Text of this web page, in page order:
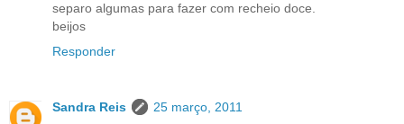
separo algumas para fazer com recheio doce.
beijos
Responder
Sandra Reis
25 março, 2011